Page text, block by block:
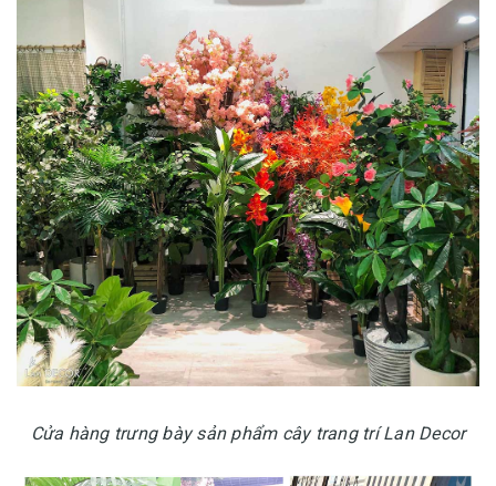
Cửa hàng trưng bày sản phẩm cây trang trí Lan Decor